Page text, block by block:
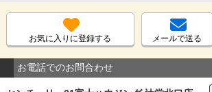
お気に入りに登録する メールで送る
お電話でのお問合わせ